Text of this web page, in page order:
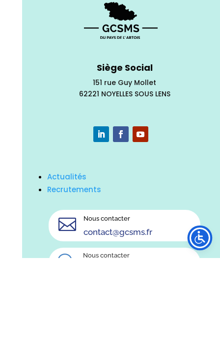
Siège Social
151 rue Guy Mollet
62221 NOYELLES SOUS LENS
Actualités
Recrutements
 Nous contacter
contact@gcsms.fr
w Nous contacter